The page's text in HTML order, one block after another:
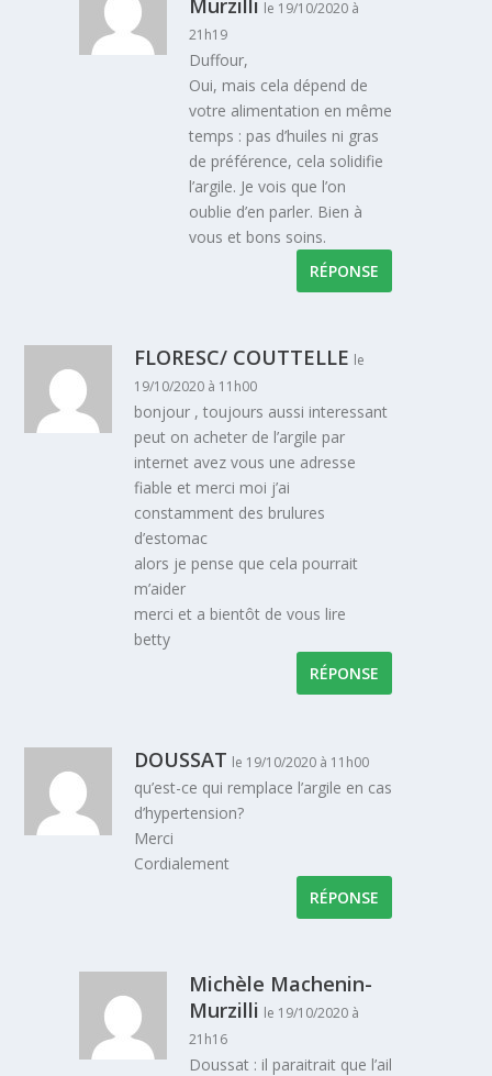
le 19/10/2020 à
21h19
Duffour,
Oui, mais cela dépend de
votre alimentation en même
temps : pas d’huiles ni gras
de préférence, cela solidifie
l’argile. Je vois que l’on
oublie d’en parler. Bien à
vous et bons soins.
RÉPONSE
FLORESC/ COUTTELLE le
19/10/2020 à 11h00
bonjour , toujours aussi interessant
peut on acheter de l’argile par
internet avez vous une adresse
fiable et merci moi j’ai
constamment des brulures
d’estomac
alors je pense que cela pourrait
m’aider
merci et a bientôt de vous lire
betty
RÉPONSE
DOUSSAT le 19/10/2020 à 11h00
qu’est-ce qui remplace l’argile en cas
d’hypertension?
Merci
Cordialement
RÉPONSE
Michèle Machenin-
Murzilli le 19/10/2020 à
21h16
Doussat : il paraitrait que l’ail